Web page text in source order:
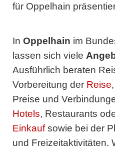
für Oppelhain
In Oppelhain im
lassen sich viele
Ausführlich beraten
Vorbereitung der Reise
Preise und
Hotels, Restaurants
Einkaufsowie bei der
und Freizeitaktivitäten.